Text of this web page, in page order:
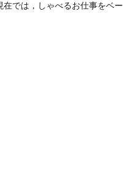
では，しゃべるお仕事をベー